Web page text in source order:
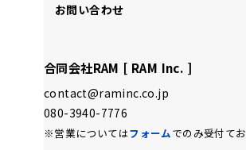
お問い合わせ
合同会社RAM [ RAM Inc. ]
contact@raminc.co.jp
080-3940-7776
※営業についてはフォームでのみ受付て